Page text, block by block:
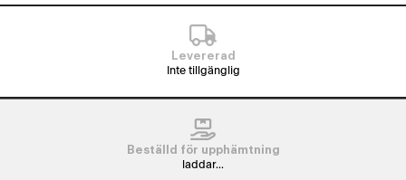
Levererad
Inte tillgänglig
Beställd för upphämtning
laddar...